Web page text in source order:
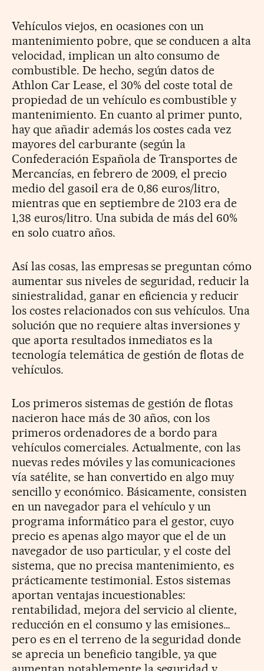
Vehículos viejos, en ocasiones con un
mantenimiento pobre, que se conducen a alta
velocidad, implican un alto consumo de
combustible. De hecho, según datos de
Athlon Car Lease, el 30% del coste total de
propiedad de un vehículo es combustible y
mantenimiento. En cuanto al primer punto,
hay que añadir además los costes cada vez
mayores del carburante (según la
Confederación Española de Transportes de
Mercancías, en febrero de 2009, el precio
medio del gasoil era de 0,86 euros/litro,
mientras que en septiembre de 2103 era de
1,38 euros/litro. Una subida de más del 60%
en solo cuatro años.
Así las cosas, las empresas se preguntan cómo
aumentar sus niveles de seguridad, reducir la
siniestralidad, ganar en eficiencia y reducir
los costes relacionados con sus vehículos. Una
solución que no requiere altas inversiones y
que aporta resultados inmediatos es la
tecnología telemática de gestión de flotas de
vehículos.
Los primeros sistemas de gestión de flotas
nacieron hace más de 30 años, con los
primeros ordenadores de a bordo para
vehículos comerciales. Actualmente, con las
nuevas redes móviles y las comunicaciones
vía satélite, se han convertido en algo muy
sencillo y económico. Básicamente, consisten
en un navegador para el vehículo y un
programa informático para el gestor, cuyo
precio es apenas algo mayor que el de un
navegador de uso particular, y el coste del
sistema, que no precisa mantenimiento, es
prácticamente testimonial. Estos sistemas
aportan ventajas incuestionables:
rentabilidad, mejora del servicio al cliente,
reducción en el consumo y las emisiones…
pero es en el terreno de la seguridad donde
se aprecia un beneficio tangible, ya que